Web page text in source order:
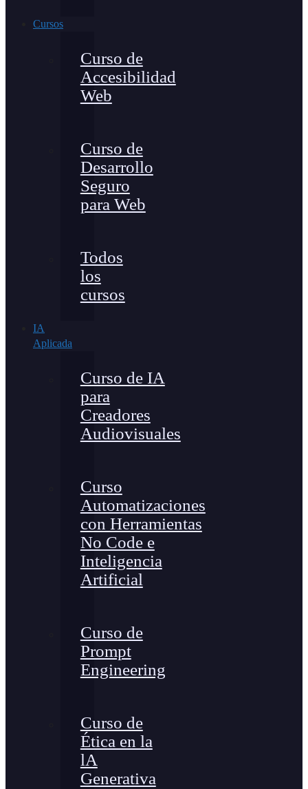
Cursos
Curso de
Accesibilidad
Web
Curso de
Desarrollo
Seguro
para Web
Todos
los
cursos
IA
Aplicada
Curso de IA
para
Creadores
Audiovisuales
Curso
Automatizaciones
con Herramientas
No Code e
Inteligencia
Artificial
Curso de
Prompt
Engineering
Curso de
Ética en la
lA
Generativa